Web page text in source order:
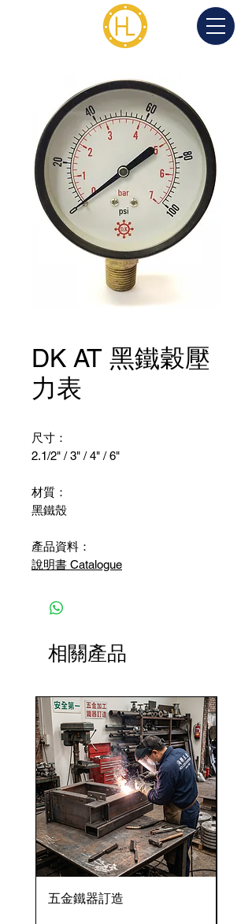
DK AT 黑鐵穀壓
力表
尺寸：
2.1/2" / 3" / 4" / 6"
材質：
黑鐵殼
產品資料：
說明書 Catalogue
相關產品
五金鐵器訂造